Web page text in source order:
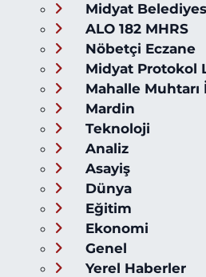
Midyat
ALO 182 MHRS
Nöbetçi Eczane
Midyat Protokol
Mahalle
Mardin
Teknoloji
Analiz
Asayiş
Dünya
Eğitim
Ekonomi
Genel
Yerel Haberler